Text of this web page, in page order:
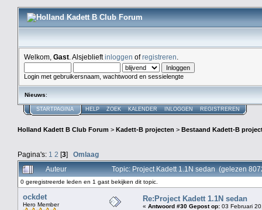
Welkom, Gast . Alsjeblieftinloggen ofregistreren
Login met gebruikersnaam, wachtwoord en sessielengte
Nieuws:
STARTPAGINA HELP ZOEK KALENDER INLOGGEN REGISTREREN
Holland Kadett B Club Forum > Kadett-B projecten > Bestaand Kadett-B
Pagina's: 1 2 [3] Omlaag
Auteur
Topic: Project Kadett 1.1N sedan (gelezen
0 geregistreerde leden en 1 gast bekijken dit topic.
ockdet
Hero Member
Re:Project Kadett 1.1N sedan
« Antwoord #30 Gepost op: 03 Februari